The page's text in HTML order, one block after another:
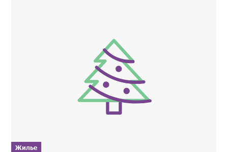
Жилье